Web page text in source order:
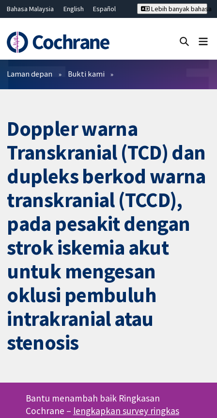
Bahasa Malaysia English
Español
Hrvatski
Deutsch ไทย
繁體中文
简体中文
Lebih banyak bahasa
Penapis
Laman depan Bukti kami
Doppler warna
Transkranial (TCD) dan
dupleks berkod warna
transkranial (TCCD),
pada pesakit dengan
strok iskemia akut
untuk mengesan
oklusi pembuluh
intrakranial atau
stenosis
Bantu menambah baik Ringkasan
Cochrane – lengkapkan survey ringkas